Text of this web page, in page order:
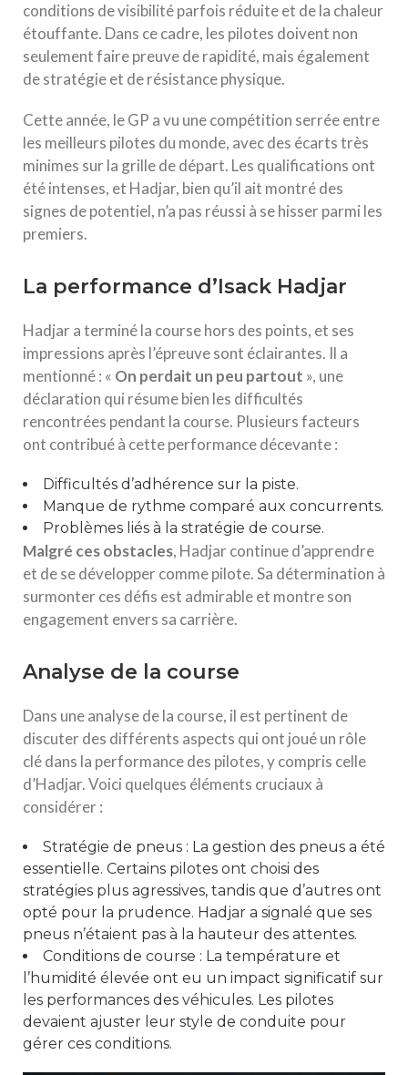
conditions de visibilité parfois réduite et de la chaleur
étouffante. Dans ce cadre, les pilotes doivent non
seulement faire preuve de rapidité, mais également
de stratégie et de résistance physique.
Cette année, le GP a vu une compétition serrée entre
les meilleurs pilotes du monde, avec des écarts très
minimes sur la grille de départ. Les qualifications ont
été intenses, et Hadjar, bien qu’il ait montré des
signes de potentiel, n’a pas réussi à se hisser parmi les
premiers.
La performance d’Isack Hadjar
Hadjar a terminé la course hors des points, et ses
impressions après l’épreuve sont éclairantes. Il a
mentionné : « On perdait un peu partout », une
déclaration qui résume bien les difficultés
rencontrées pendant la course. Plusieurs facteurs
ont contribué à cette performance décevante :
Difficultés d’adhérence sur la piste.
Manque de rythme comparé aux concurrents.
Problèmes liés à la stratégie de course.
Malgré cesobstacles, Hadjar continue d’apprendre
et de se développer comme pilote. Sa détermination à
surmonter ces défis est admirable et montre son
engagement envers sa carrière.
Analyse de la course
Dans une analyse de la course, il est pertinent de
discuter des différents aspects qui ont joué un rôle
clé dans la performance des pilotes, y compris celle
d’Hadjar. Voici quelques éléments cruciaux à
considérer :
Stratégie de pneus : La gestion des pneus a été
essentielle. Certains pilotes ont choisi des
stratégies plus agressives, tandis que d’autres ont
opté pour la prudence. Hadjar a signalé que ses
pneus n’étaient pas à la hauteur des attentes.
Conditions de course : La température et
l’humidité élevée ont eu un impact significatif sur
les performances des véhicules. Les pilotes
devaient ajuster leur style de conduite pour
gérer ces conditions.